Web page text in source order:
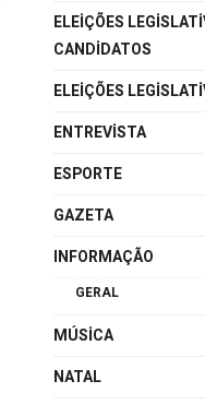
ELEIÇÕES
CANDIDATOS
ELEIÇÕES
ENTREVISTA
ESPORTE
GAZETA
INFORMAÇÃO
GERAL
MÚSICA
NATAL